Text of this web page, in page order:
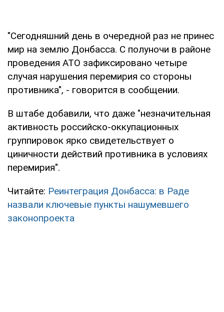
"Сегодняшний день в очередной раз не принес
мир на землю Донбасса. С полуночи в районе
проведения АТО зафиксировано четыре
случая нарушения перемирия со стороны
противника", - говорится в сообщении.
В штабе добавили, что даже "незначительная
активность российско-оккупационных
группировок ярко свидетельствует о
циничности действий противника в условиях
перемирия".
Читайте: Реинтеграция Донбасса: в Раде
назвали ключевые пункты нашумевшего
законопроекта